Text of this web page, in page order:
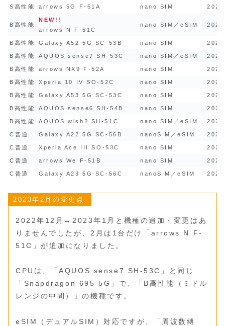
S高性能 arrows 5G F-51A nano SIM
B高性能
NEW!!
arrows N F-51C
nano SIM／eSIM
B高性能 Galaxy A52 5G SC-53B nano SIM
B高性能 AQUOS sense7 SH-53C nano SIM／eSIM
B高性能 arrows NX9 F-52A nano SIM
B高性能 Xperia 10 IV SO-52C nano SIM
B高性能 Galaxy A53 5G SC-53C nano SIM
B高性能 AQUOS sense6 SH-54B nano SIM
B高性能 AQUOS wish2 SH-51C nano SIM／eSIM
C普通 Galaxy A22 5G SC-56B nanoSIM／eSIM
C普通 Xperia Ace III SO-53C nano SIM
C普通 arrows We F-51B nano SIM
C普通 Galaxy A23 5G SC-56C nanoSIM／eSIM
2023年2月の変更点
2022年12月→2023年1月と機種の追加・変更はあ
りませんでしたが、2月は1台だけ「arrows N F-
51C」が追加になりました。
CPUは、「AQUOS sense7 SH-53C」と同じ
「Snapdragon 695 5G」で、「B高性能（ミドル
レンジの中間）」の機種です。
eSIM（デュアルSIM）対応ですが、「周波数縛